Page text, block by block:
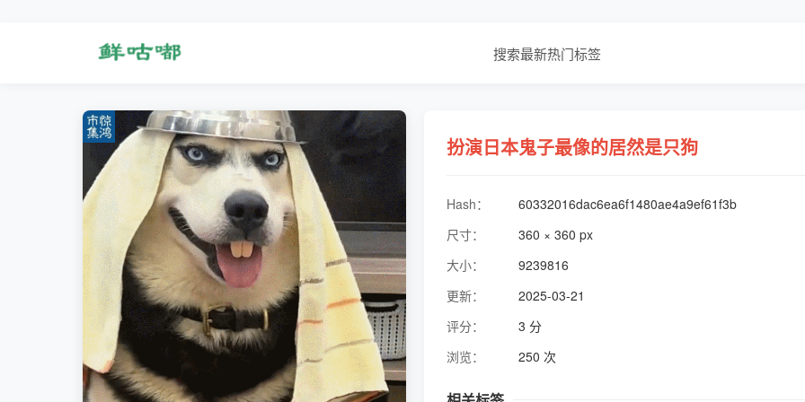
搜索最新热门标签
扮演日本鬼子最像的居然是只狗
Hash：
60332016dac6ea6f1480ae4a9ef61f3b
尺寸：
360 × 360 px
大小：
9239816
更新：
2025-03-21
评分：
3 分
浏览：
250 次